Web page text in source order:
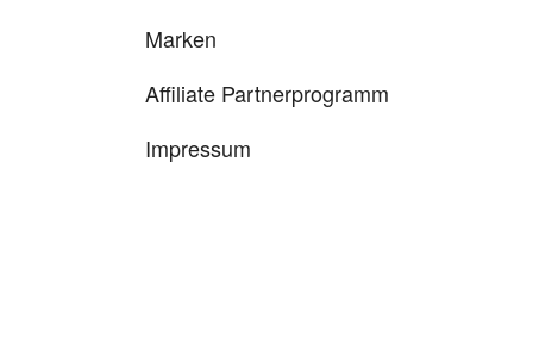
Marken
Affiliate Partnerprogramm
Impressum